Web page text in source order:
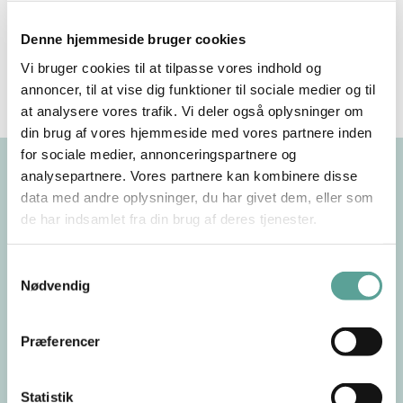
Denne hjemmeside bruger cookies
Vi bruger cookies til at tilpasse vores indhold og
annoncer, til at vise dig funktioner til sociale medier og til
at analysere vores trafik. Vi deler også oplysninger om
din brug af vores hjemmeside med vores partnere inden
for sociale medier, annonceringspartnere og
analysepartnere. Vores partnere kan kombinere disse
data med andre oplysninger, du har givet dem, eller som
de har indsamlet fra din brug af deres tjenester.
Nødvendig
Præferencer
Statistik
mere stabil arbejdsdag, når medarbejderne får
adgang til regelmæssig behandling. Det skaber
gladere teams, bedre arbejdsglæde og et stærkere
arbejdsmiljø.
Finansiering og skat –
fleksible modeller for enhver
virksomhed
En virksomhedsordning kan finansieres på flere
kan udgiften være fradragsberettiget, når
arbejdsrelaterede skader.